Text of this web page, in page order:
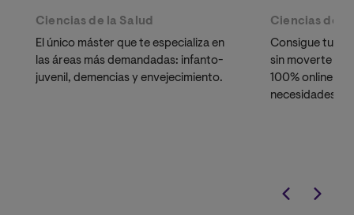
Ciencias de la Salud
El único máster que te especializa en
las áreas más demandadas: infanto-
juvenil, demencias y envejecimiento.
Ciencias de
Consigue tu
sin moverte de
100% online
necesidades.